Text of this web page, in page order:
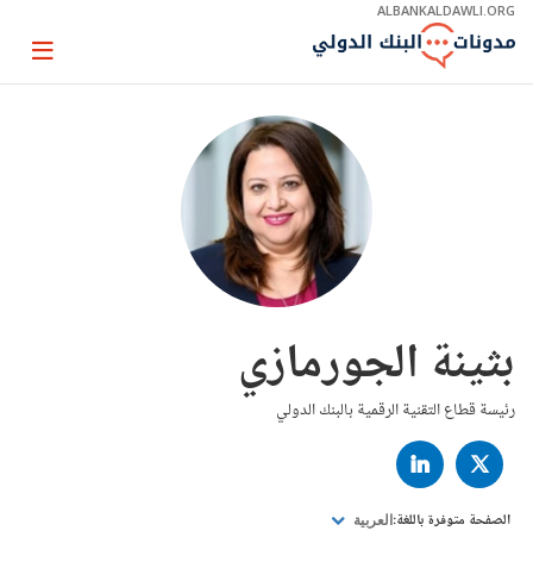
Skip
Main
ALBANKALDAWLI.ORG
Page
بثينة الجورمازي
رئيسة قطاع التقنية الرقمية بالبنك الدولي
TWITTER
LINKED
IN
الصفحة متوفرة باللغة: العربية